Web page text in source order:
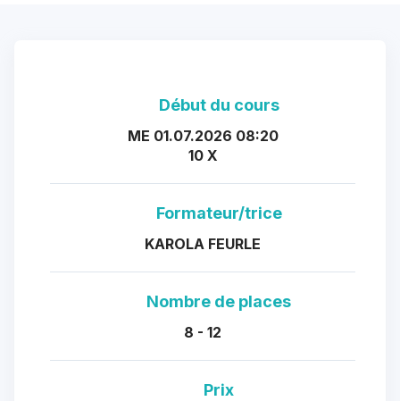
Début du cours
ME 01.07.2026 08:20
10 X
Formateur/trice
KAROLA FEURLE
Nombre de places
8 - 12
Prix